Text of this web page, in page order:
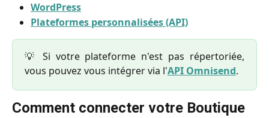
WordPress
Plateformes personnalisées (API)
💡 Si votre plateforme n'est pas répertoriée,
vous pouvez vous intégrer via l'API Omnisend.
Comment connecter votre Boutique